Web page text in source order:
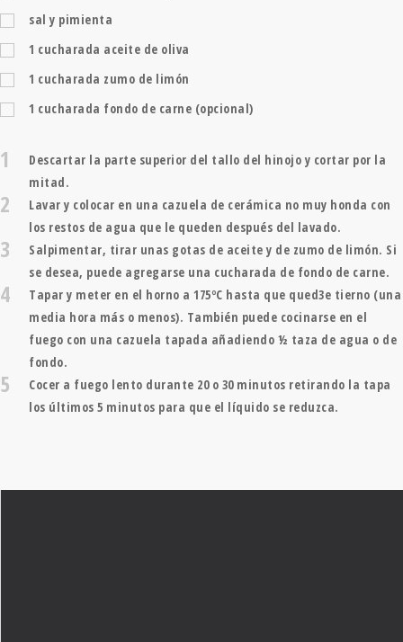
sal y pimienta
1 cucharada aceite de oliva
1 cucharada zumo de limón
1 cucharada fondo de carne (opcional)
1
Descartar la parte superior del tallo del hinojo y cortar por la
mitad.
2
Lavar y colocar en una cazuela de cerámica no muy honda con
los restos de agua que le queden después del lavado.
3
Salpimentar, tirar unas gotas de aceite y de zumo de limón. Si
se desea, puede agregarse una cucharada de fondo de carne.
4
Tapar y meter en el horno a 175ºC hasta que qued3e tierno (una
media hora más o menos). También puede cocinarse en el
fuego con una cazuela tapada añadiendo ½ taza de agua o de
fondo.
5
Cocer a fuego lento durante 20 o 30 minutos retirando la tapa
los últimos 5 minutos para que el líquido se reduzca.